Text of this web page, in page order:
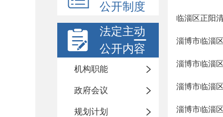
公开制度
法定主动
公开内容
机构职能
政府会议
规划计划
临淄区正阳
淄博市临淄
淄博市临淄
淄博市临淄
淄博市临淄